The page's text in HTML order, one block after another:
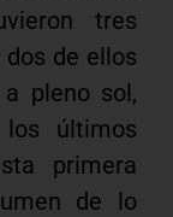
tres
de ellos
pleno sol,
últimos
primera
de lo